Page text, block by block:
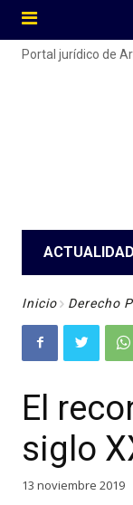
Portal jurídico de
Inicio Derecho
El
siglo
13 noviembre 2019